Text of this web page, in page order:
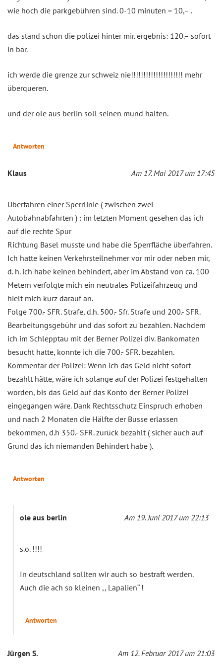
wie hoch die parkgebühren sind. 0-10 minuten = 10,– .
das stand schon die polizei hinter mir. ergebnis: 120.– sofort
in bar.
ich werde die grenze zur schweiz nie!!!!!!!!!!!!!!!!!!!!! mehr
überqueren.
und der ole aus berlin soll seinen mund halten.
Antworten
Klaus Am 17. Mai 2017 um 17:45
Überfahren einer Sperrlinie ( zwischen zwei
Autobahnabfahrten ) : im letzten Moment gesehen das ich
auf die rechte Spur
Richtung Basel musste und habe die Sperrfläche überfahren.
Ich hatte keinen Verkehrsteilnehmer vor mir oder neben mir,
d. h. ich habe keinen behindert, aber im Abstand von ca. 100
Metern verfolgte mich ein neutrales Polizeifahrzeug und
hielt mich kurz darauf an.
Folge 700.- SFR. Strafe, d.h. 500.- Sfr. Strafe und 200.- SFR.
Bearbeitungsgebühr und das sofort zu bezahlen. Nachdem
ich im Schlepptau mit der Berner Polizei div. Bankomaten
besucht hatte, konnte ich die 700.- SFR. bezahlen.
Kommentar der Polizei: Wenn ich das Geld nicht sofort
bezahlt hätte, wäre ich solange auf der Polizei festgehalten
worden, bis das Geld auf das Konto der Berner Polizei
eingegangen wäre. Dank Rechtsschutz Einspruch erhoben
und nach 2 Monaten die Hälfte der Busse erlassen
bekommen, d.h 350.- SFR. zurück bezahlt ( sicher auch auf
Grund das ich niemanden Behindert habe ).
Antworten
ole aus berlin Am 19. Juni 2017 um 22:13
s.o. !!!!
In deutschland sollten wir auch so bestraft werden.
Auch die ach so kleinen ,, Lapalien“ !
Antworten
Jürgen S. Am 12. Februar 2017 um 21:03